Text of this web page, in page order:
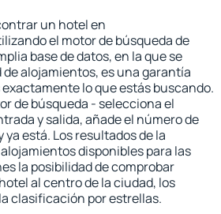
un hotel en
el motor de búsqueda de
base de datos, en la que se
alojamientos, es una garantía
lo que estás buscando.
de búsqueda - selecciona el
y salida, añade el número de
está. Los resultados de la
disponibles para las
la posibilidad de comprobar
al centro de la ciudad, los
clasificación por estrellas.